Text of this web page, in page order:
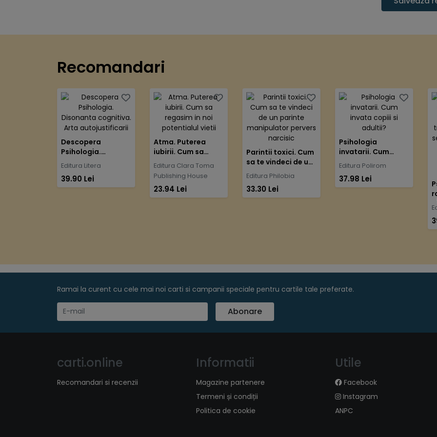
Recomandari
Descopera
Psihologia.
Disonanta
cognitiva. Arta
autojustificarii
Editura Litera
39.90 Lei
Atma. Puterea
iubirii. Cum sa
regasim in noi
potentialul vietii
Editura Clara Toma
Publishing House
23.94 Lei
Parintii toxici. Cum
sa te vindeci de un
parinte
manipulator
pervers narcisic
Editura Philobia
33.30 Lei
Psihologia
invatarii. Cum
invata copiii si
adultii?
Editura Polirom
37.98 Lei
Ramai la curent cu cele mai noi carti si campanii speciale pentru cartile tale preferate.
Abonare
carti.online
Recomandari si recenzii
Informatii
Magazine partenere
Termeni și condiții
Politica de cookie
Utile
Facebook
Instagram
ANPC